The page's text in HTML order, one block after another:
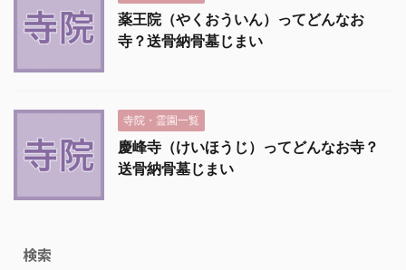
薬王院（やくおういん）ってどんなお
寺？送骨納骨墓じまい
寺院・霊園一覧
慶峰寺（けいほうじ）ってどんなお寺？
送骨納骨墓じまい
検索